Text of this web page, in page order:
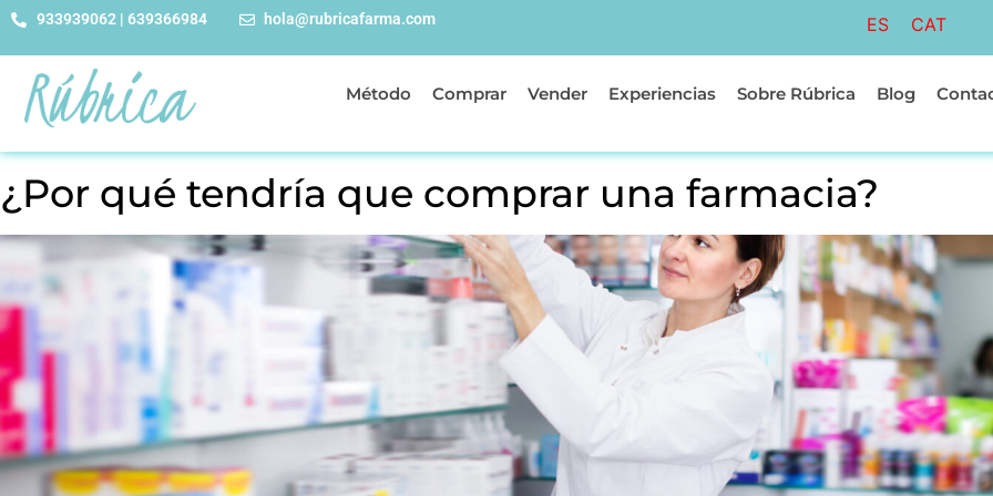
933939062 | 639366984 hola@rubricafarma.com ES CAT
Método Comprar Vender Experiencias Sobre Rúbrica Blog
¿Por qué tendría que comprar una farmacia?